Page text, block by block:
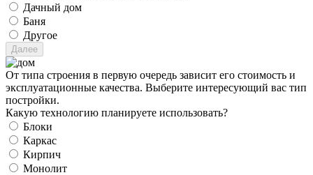
Дачный дом
Баня
Другое
От типа строения в первую очередь зависит его стоимость и
эксплуатационные качества. Выберите интересующий вас тип
постройки.
Какую технологию планируете использовать?
Блоки
Каркас
Кирпич
Монолит